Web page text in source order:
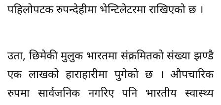
पहिलोपटक रुपन्देहीमा भेन्टिलेटरमा राखिएको छ ।
उता, छिमेकी मुलुक भारतमा संक्रमितको संख्या झण्डै
एक लाखको हाराहारीमा पुगेको छ । औपचारिक
रुपमा सार्वजनिक नगरिए पनि भारतीय स्वास्थ्य